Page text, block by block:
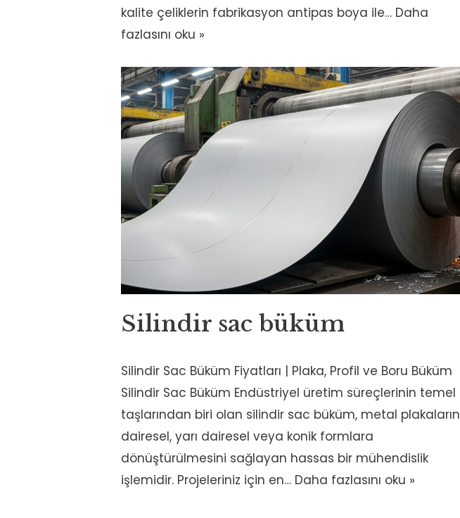
kalite çeliklerin fabrikasyon antipas boya ile… Daha
fazlasını oku »
Silindir sac büküm
Silindir Sac Büküm Fiyatları | Plaka, Profil ve Boru Büküm
Silindir Sac Büküm Endüstriyel üretim süreçlerinin temel
taşlarından biri olan silindir sac büküm, metal plakaların
dairesel, yarı dairesel veya konik formlara
dönüştürülmesini sağlayan hassas bir mühendislik
işlemidir. Projeleriniz için en… Daha fazlasını oku »